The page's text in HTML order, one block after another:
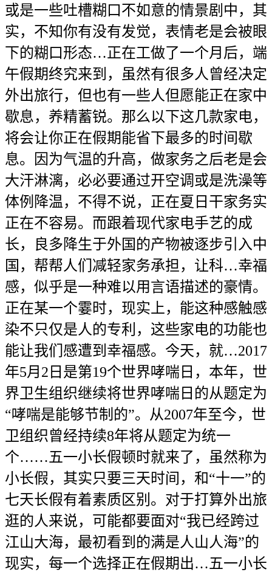
或是一些吐槽糊口不如意的情景剧中，其
实，不知你有没有发觉，表情老是会被眼
下的糊口形态…正在工做了一个月后，端
午假期终究来到，虽然有很多人曾经决定
外出旅行，但也有一些人但愿能正在家中
歇息，养精蓄锐。那么以下这几款家电，
将会让你正在假期能省下最多的时间歇
息。因为气温的升高，做家务之后老是会
大汗淋漓，必必要通过开空调或是洗澡等
体例降温，不得不说，正在夏日干家务实
正在不容易。而跟着现代家电手艺的成
长，良多降生于外国的产物被逐步引入中
国，帮帮人们减轻家务承担，让科…幸福
感，似乎是一种难以用言语描述的豪情。
正在某一个霎时，现实上，能这种感触感
染不只仅是人的专利，这些家电的功能也
能让我们感遭到幸福感。今天，就…2017
年5月2日是第19个世界哮喘日，本年，世
界卫生组织继续将世界哮喘日的从题定为
“哮喘是能够节制的”。从2007年至今，世
卫组织曾经持续8年将从题定为统一
个……五一小长假顿时就来了，虽然称为
小长假，其实只要三天时间，和“十一”的
七天长假有着素质区别。对于打算外出旅
逛的人来说，可能都要面对“我已经跨过
江山大海，最初看到的满是人山人海”的
现实，每一个选择正在假期出…五一小长